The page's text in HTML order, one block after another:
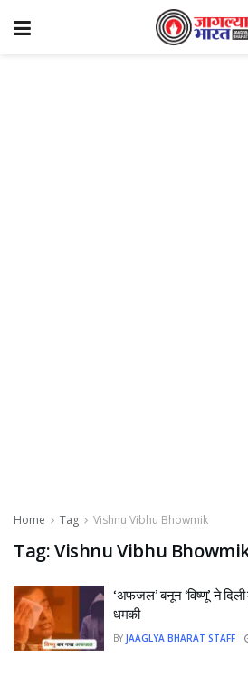
Home Tag Vishnu Vibhu Bhowmik
Tag:Vishnu Vibhu
‘अफजल’ बनून ‘विष्णू’ ने
धमकी
BY JAAGLYA BHARAT STAFF